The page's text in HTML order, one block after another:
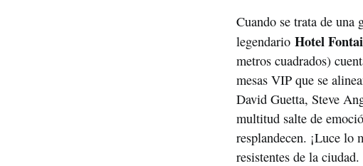
Cuando se trata de
legendario Hotel
metros cuadrados)
mesas VIP que se
David Guetta, Steve
multitud salte de
resplandecen. ¡Luce lo
resistentes de la ciudad.